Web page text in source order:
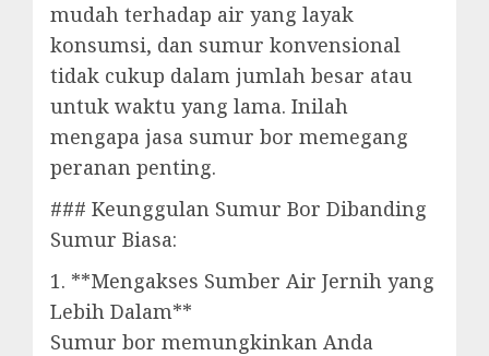
mudah terhadap air yang layak
konsumsi, dan sumur konvensional
tidak cukup dalam jumlah besar atau
untuk waktu yang lama. Inilah
mengapa jasa sumur bor memegang
peranan penting.
### Keunggulan Sumur Bor Dibanding
Sumur Biasa:
1. **Mengakses Sumber Air Jernih yang
Lebih Dalam**
Sumur bor memungkinkan Anda